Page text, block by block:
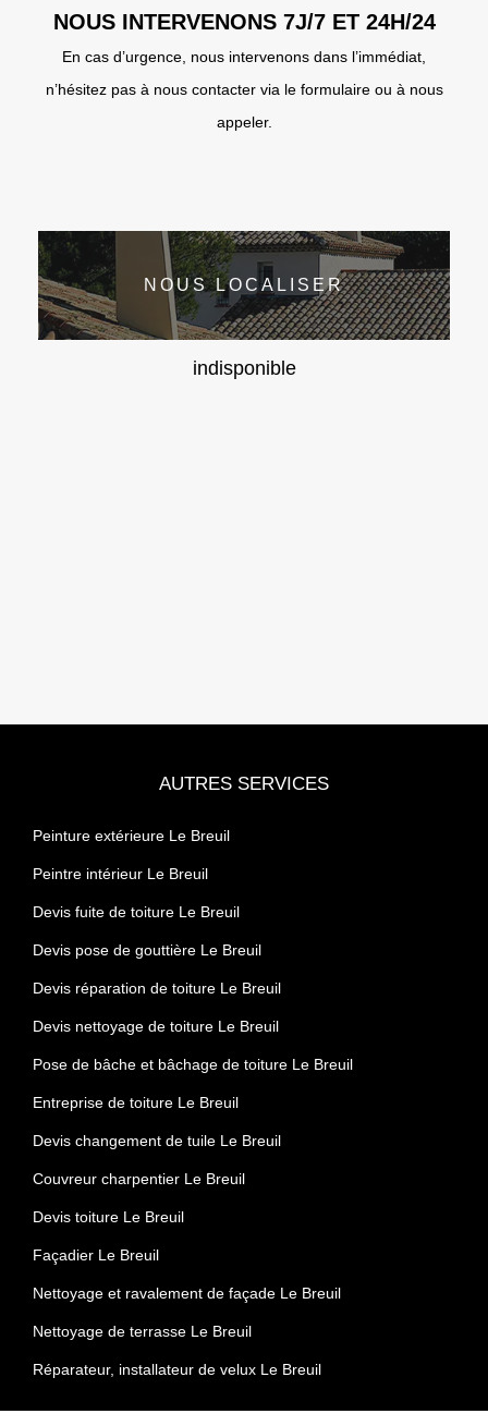
NOUS INTERVENONS 7J/7 ET 24H/24
En cas d’urgence, nous intervenons dans l’immédiat,
n’hésitez pas à nous contacter via le formulaire ou à nous
appeler.
NOUS LOCALISER
indisponible
AUTRES SERVICES
Peinture extérieure Le Breuil
Peintre intérieur Le Breuil
Devis fuite de toiture Le Breuil
Devis pose de gouttière Le Breuil
Devis réparation de toiture Le Breuil
Devis nettoyage de toiture Le Breuil
Pose de bâche et bâchage de toiture Le Breuil
Entreprise de toiture Le Breuil
Devis changement de tuile Le Breuil
Couvreur charpentier Le Breuil
Devis toiture Le Breuil
Façadier Le Breuil
Nettoyage et ravalement de façade Le Breuil
Nettoyage de terrasse Le Breuil
Réparateur, installateur de velux Le Breuil